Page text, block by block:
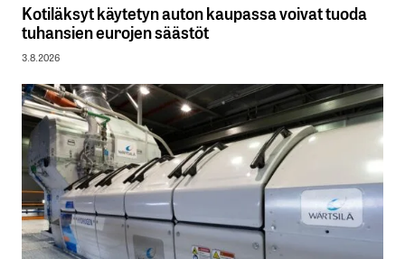
Kotiläksyt käytetyn auton kaupassa voivat tuoda
tuhansien eurojen säästöt
3.8.2026